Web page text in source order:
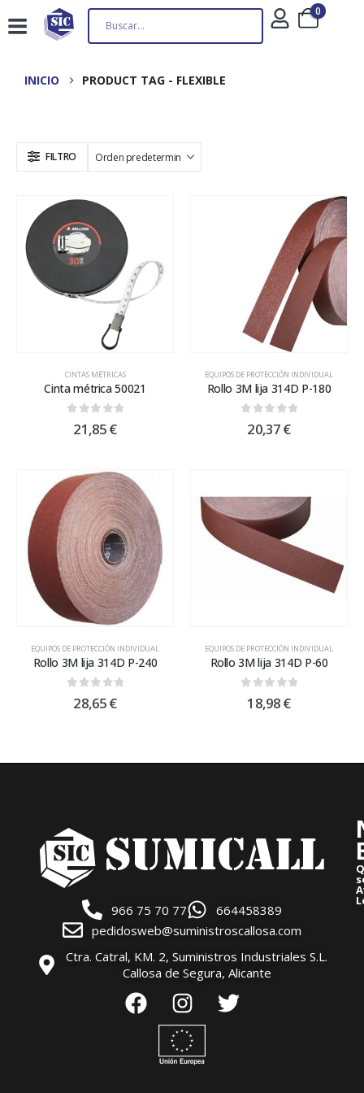
0
INICIO PRODUCT TAG - FLEXIBLE
FILTRO
CINTAS MÉTRICAS
Cinta métrica 50021
out of 5
21,85€
EQUIPOS DE PROTECCIÓN INDIVIDUAL
Rollo 3M lija 314D P-180
out of 5
20,37€
EQUIPOS DE PROTECCIÓN INDIVIDUAL
Rollo 3M lija 314D P-240
out of 5
28,65€
EQUIPOS DE PROTECCIÓN INDIVIDUAL
Rollo 3M lija 314D P-60
out of 5
18,98€
966 75 70 77
664458389
pedidosweb@suministroscallosa.com
Ctra. Catral, KM. 2, Suministros Industriales S.L.
Callosa de Segura, Alicante